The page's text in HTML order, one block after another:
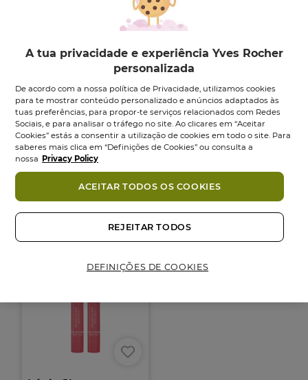
Rouge Elixir Lápis
Gloss Nutritivo
Lápis 2 g • 3 tons
5
estrelas.
análises
Escolher cor
Rouge Elixir Gloss
Batom 7 ml •11 tons
4.5
em
5
Escolher cor
A tua privacidade e experiência Yves Rocher
personalizada
De acordo com a nossa política de Privacidade, utilizamos cookies
para te mostrar conteúdo personalizado e anúncios adaptados às
tuas preferências, para propor-te serviços relacionados com Redes
Sociais, e para analisar o tráfego no site. Ao clicares em “Aceitar
Cookies” estás a consentir a utilização de cookies em todo o site. Para
saberes mais clica em “Definições de Cookies” ou consulta a
nossa Privacy Policy
DEFINIÇÕES DE COOKIES
REJEITAR TODOS
ACEITAR TODOS OS COOKIES